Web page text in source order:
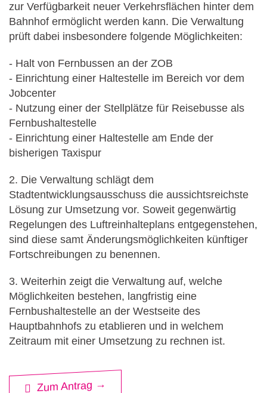
zur Verfügbarkeit neuer Verkehrsflächen hinter dem
Bahnhof ermöglicht werden kann. Die Verwaltung
prüft dabei insbesondere folgende Möglichkeiten:
- Halt von Fernbussen an der ZOB
- Einrichtung einer Haltestelle im Bereich vor dem
Jobcenter
- Nutzung einer der Stellplätze für Reisebusse als
Fernbushaltestelle
- Einrichtung einer Haltestelle am Ende der
bisherigen Taxispur
2. Die Verwaltung schlägt dem
Stadtentwicklungsausschuss die aussichtsreichste
Lösung zur Umsetzung vor. Soweit gegenwärtig
Regelungen des Luftreinhalteplans entgegenstehen,
sind diese samt Änderungsmöglichkeiten künftiger
Fortschreibungen zu benennen.
3. Weiterhin zeigt die Verwaltung auf, welche
Möglichkeiten bestehen, langfristig eine
Fernbushaltestelle an der Westseite des
Hauptbahnhofs zu etablieren und in welchem
Zeitraum mit einer Umsetzung zu rechnen ist.
Zum Antrag →